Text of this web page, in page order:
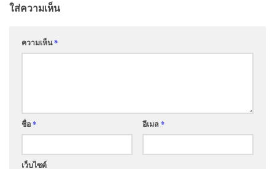
ใส่ความเห็น
ความเห็น*
ชื่อ* อีเมล *
เว็บไซต์